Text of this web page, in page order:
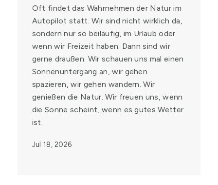
Oft findet das Wahrnehmen der Natur im
Autopilot statt. Wir sind nicht wirklich da,
sondern nur so beiläufig, im Urlaub oder
wenn wir Freizeit haben. Dann sind wir
gerne draußen. Wir schauen uns mal einen
Sonnenuntergang an, wir gehen
spazieren, wir gehen wandern. Wir
genießen die Natur. Wir freuen uns, wenn
die Sonne scheint, wenn es gutes Wetter
ist.
Jul 18, 2026